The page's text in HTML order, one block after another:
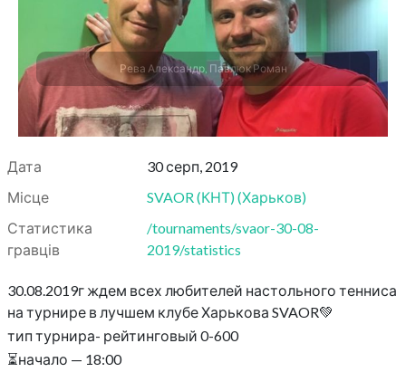
Рева Александр, Павлюк Роман
Дата
30 серп, 2019
Місце
SVAOR (КНТ)(Харьков)
Статистика
гравців
/tournaments/svaor-30-08-
2019/statistics
30.08.2019г ждем всех любителей настольного тенниса
на турнире в лучшем клубе Харькова SVAOR💚
тип турнира- рейтинговый 0-600
⏳начало — 18:00